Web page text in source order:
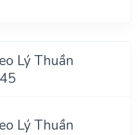
Lý Thuần
Lý Thuần